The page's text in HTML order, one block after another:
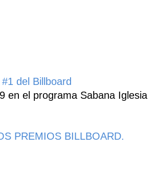
del Billboard
en el programa Sabana Iglesia
PREMIOS BILLBOARD.